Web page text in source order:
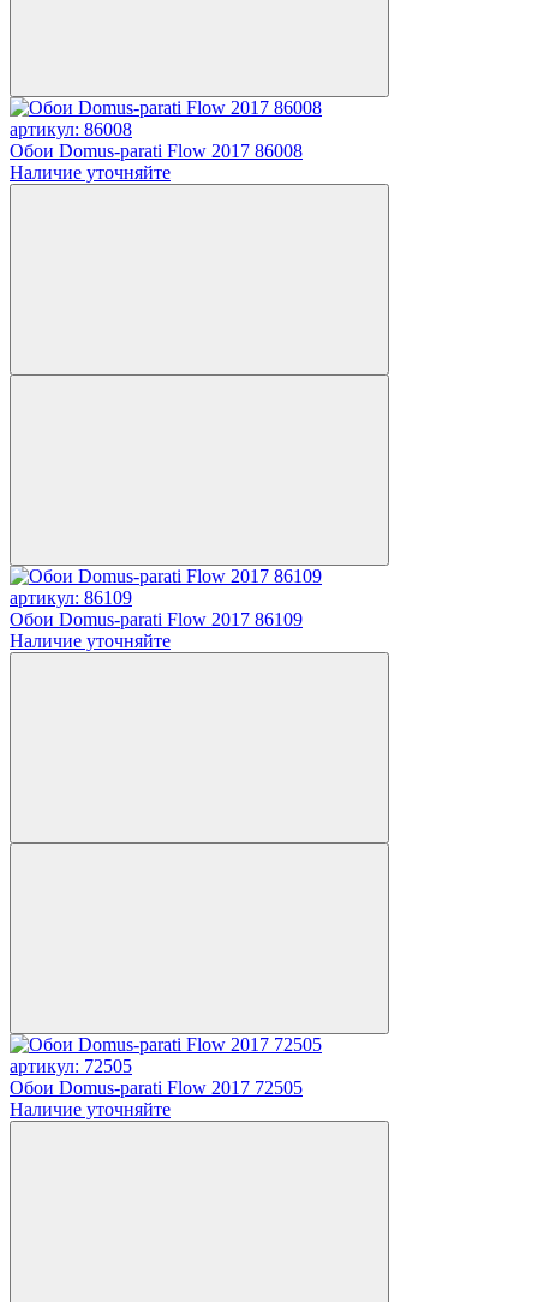
артикул: 86008
Обои Domus-parati Flow 2017 86008
Наличие уточняйте
артикул: 86109
Обои Domus-parati Flow 2017 86109
Наличие уточняйте
артикул: 72505
Обои Domus-parati Flow 2017 72505
Наличие уточняйте